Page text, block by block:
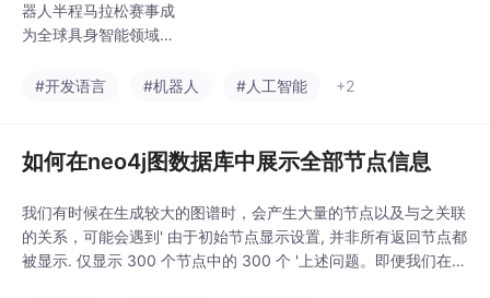
器人半程马拉松赛事成
为全球具身智能领域里
年扩大5倍，吸引300余
打破人类纪录。核心技
术突破包括液冷散热系
统、高扭矩电机和高密
度电池，推动自主导航
占比提升至38%。赛事
通过创新规则设计（如
#开发语言 #机器人 #人工智能 +2
如何在neo4j图数据库中展示全部节点信息
我们有时候在生成较大的图谱时，会产生大量的节点以及与之关联
的关系，可能会遇到' 由于初始节点显示设置, 并非所有返回节点都
被显示. 仅显示 300 个节点中的 300 个 '上述问题。即便我们在代